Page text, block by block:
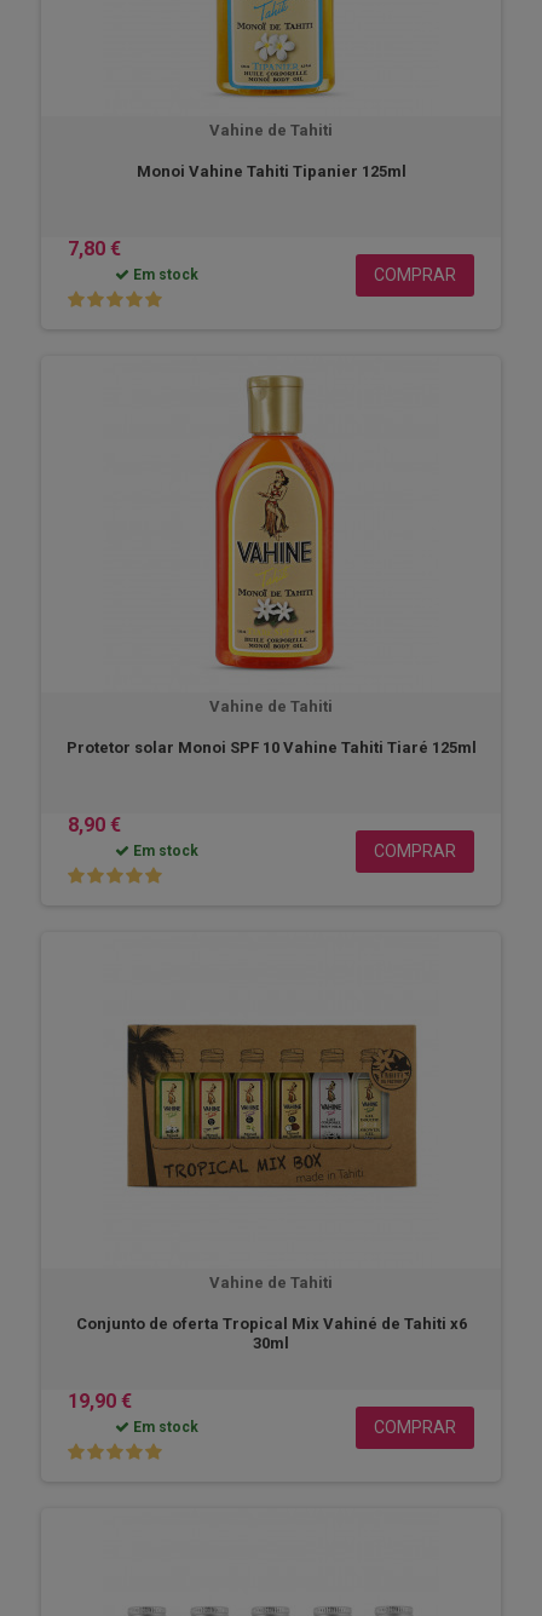
Vahine de Tahiti
Monoi Vahine Tahiti Tipanier 125ml
7,80 €
Em stock COMPRAR
Vahine de Tahiti
Protetor solar Monoi SPF 10 Vahine Tahiti Tiaré 125ml
8,90 €
Em stock COMPRAR
Vahine de Tahiti
Conjunto de oferta Tropical Mix Vahiné de Tahiti x6
30ml
19,90 €
Em stock COMPRAR